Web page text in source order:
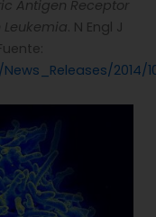
Antigen Receptor
Leukemia. N Engl J
2014/